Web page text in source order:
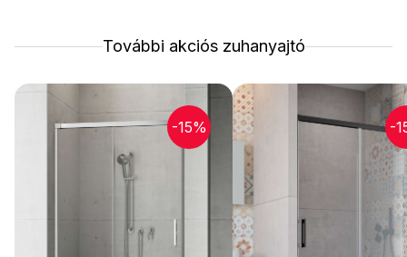
További akciós zuhanyajtó
-15% -